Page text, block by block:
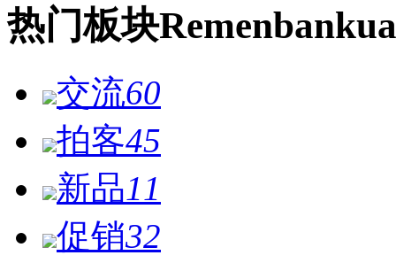
热门板块Remen
交流60
拍客45
新品11
促销32